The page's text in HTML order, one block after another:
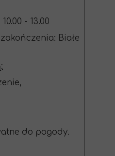
- 13.00
Białe
do pogody.